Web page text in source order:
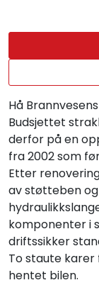
Hå
Budsjettet
derfor på en
fra 2002 som
Etter
av støtteben
komponenter i
driftssikker
To staute
hentet bilen.